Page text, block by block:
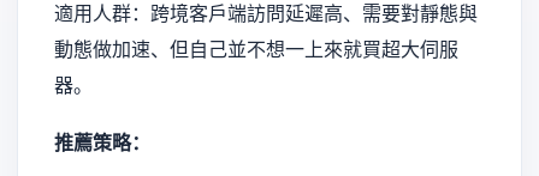
適用人群：跨境客戶端訪問延遲高、需要對靜態與
動態做加速、但自己並不想一上來就買超大伺服
器。
推薦策略：